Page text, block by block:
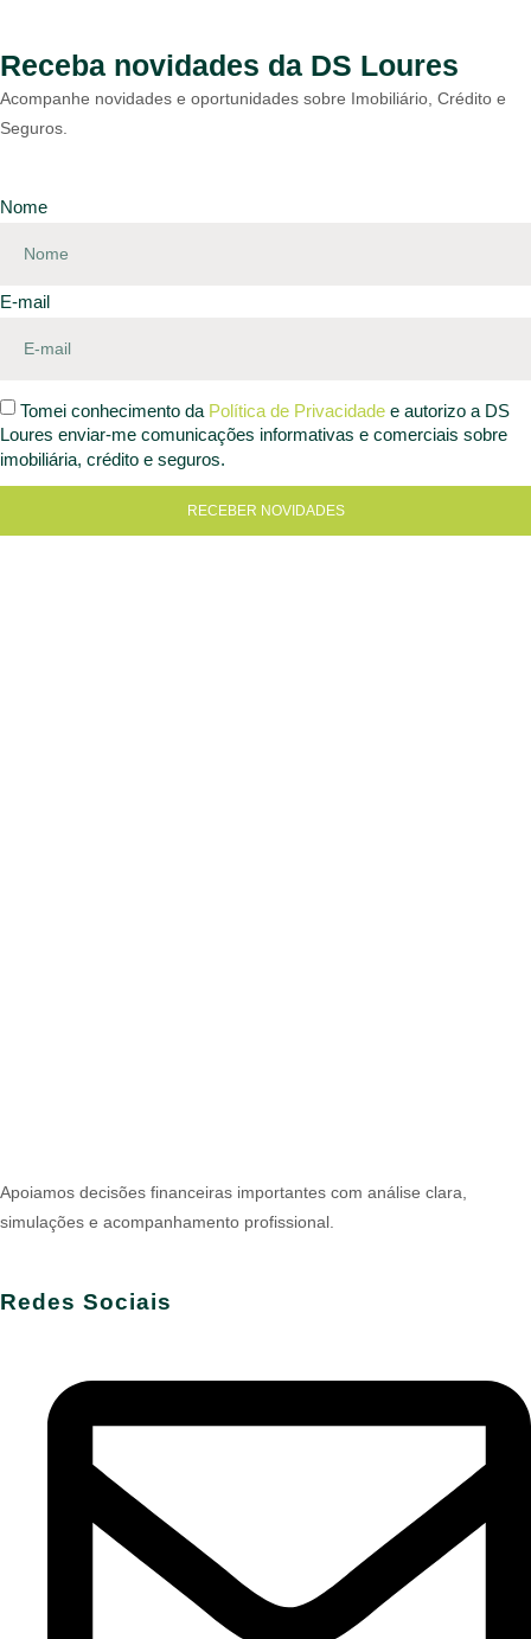
Receba novidades da DS Loures
Acompanhe novidades e oportunidades sobre Imobiliário, Crédito e
Seguros.
Nome
E-mail
Tomei conhecimento da Política de Privacidade e autorizo a DS
Loures enviar-me comunicações informativas e comerciais sobre
imobiliária, crédito e seguros.
RECEBER NOVIDADES
Apoiamos decisões financeiras importantes com análise clara,
simulações e acompanhamento profissional.
Redes Sociais